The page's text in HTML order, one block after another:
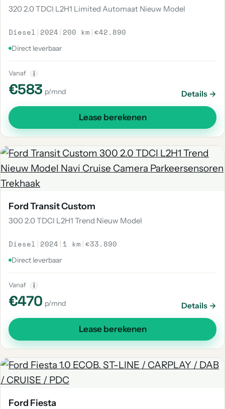
320 2.0 TDCI L2H1 Limited Automaat Nieuw Model
Diesel | 2024 | 200 km |€42.890
Direct leverbaar
Vanaf i
€583 p/mnd Details →
Lease berekenen
Ford Transit Custom
300 2.0 TDCI L2H1 Trend Nieuw Model
Diesel | 2024 | 1 km |€33.890
Direct leverbaar
Vanaf i
€470 p/mnd Details →
Lease berekenen
Ford Fiesta